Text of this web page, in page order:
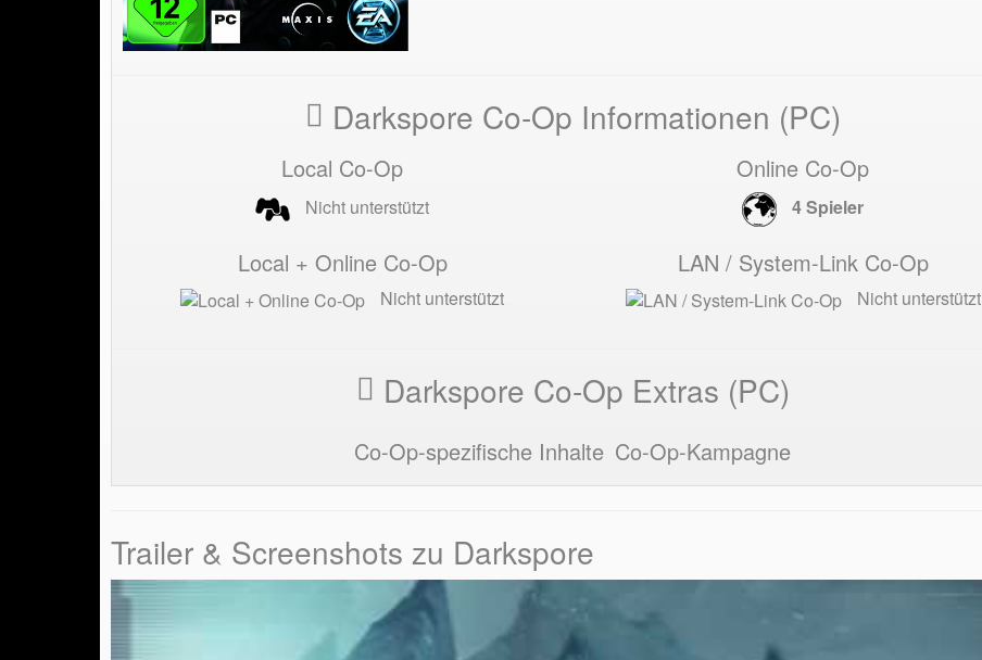
Darkspore Co-Op Informationen (PC)
Local Co-Op
Nicht unterstützt
Online Co-Op
4 Spieler
Local + Online Co-Op
Nicht unterstützt
LAN / System-Link Co-Op
Nicht unterstützt
Darkspore Co-Op Extras (PC)
Co-Op-spezifische Inhalte Co-Op-Kampagne
Trailer & Screenshots zu Darkspore